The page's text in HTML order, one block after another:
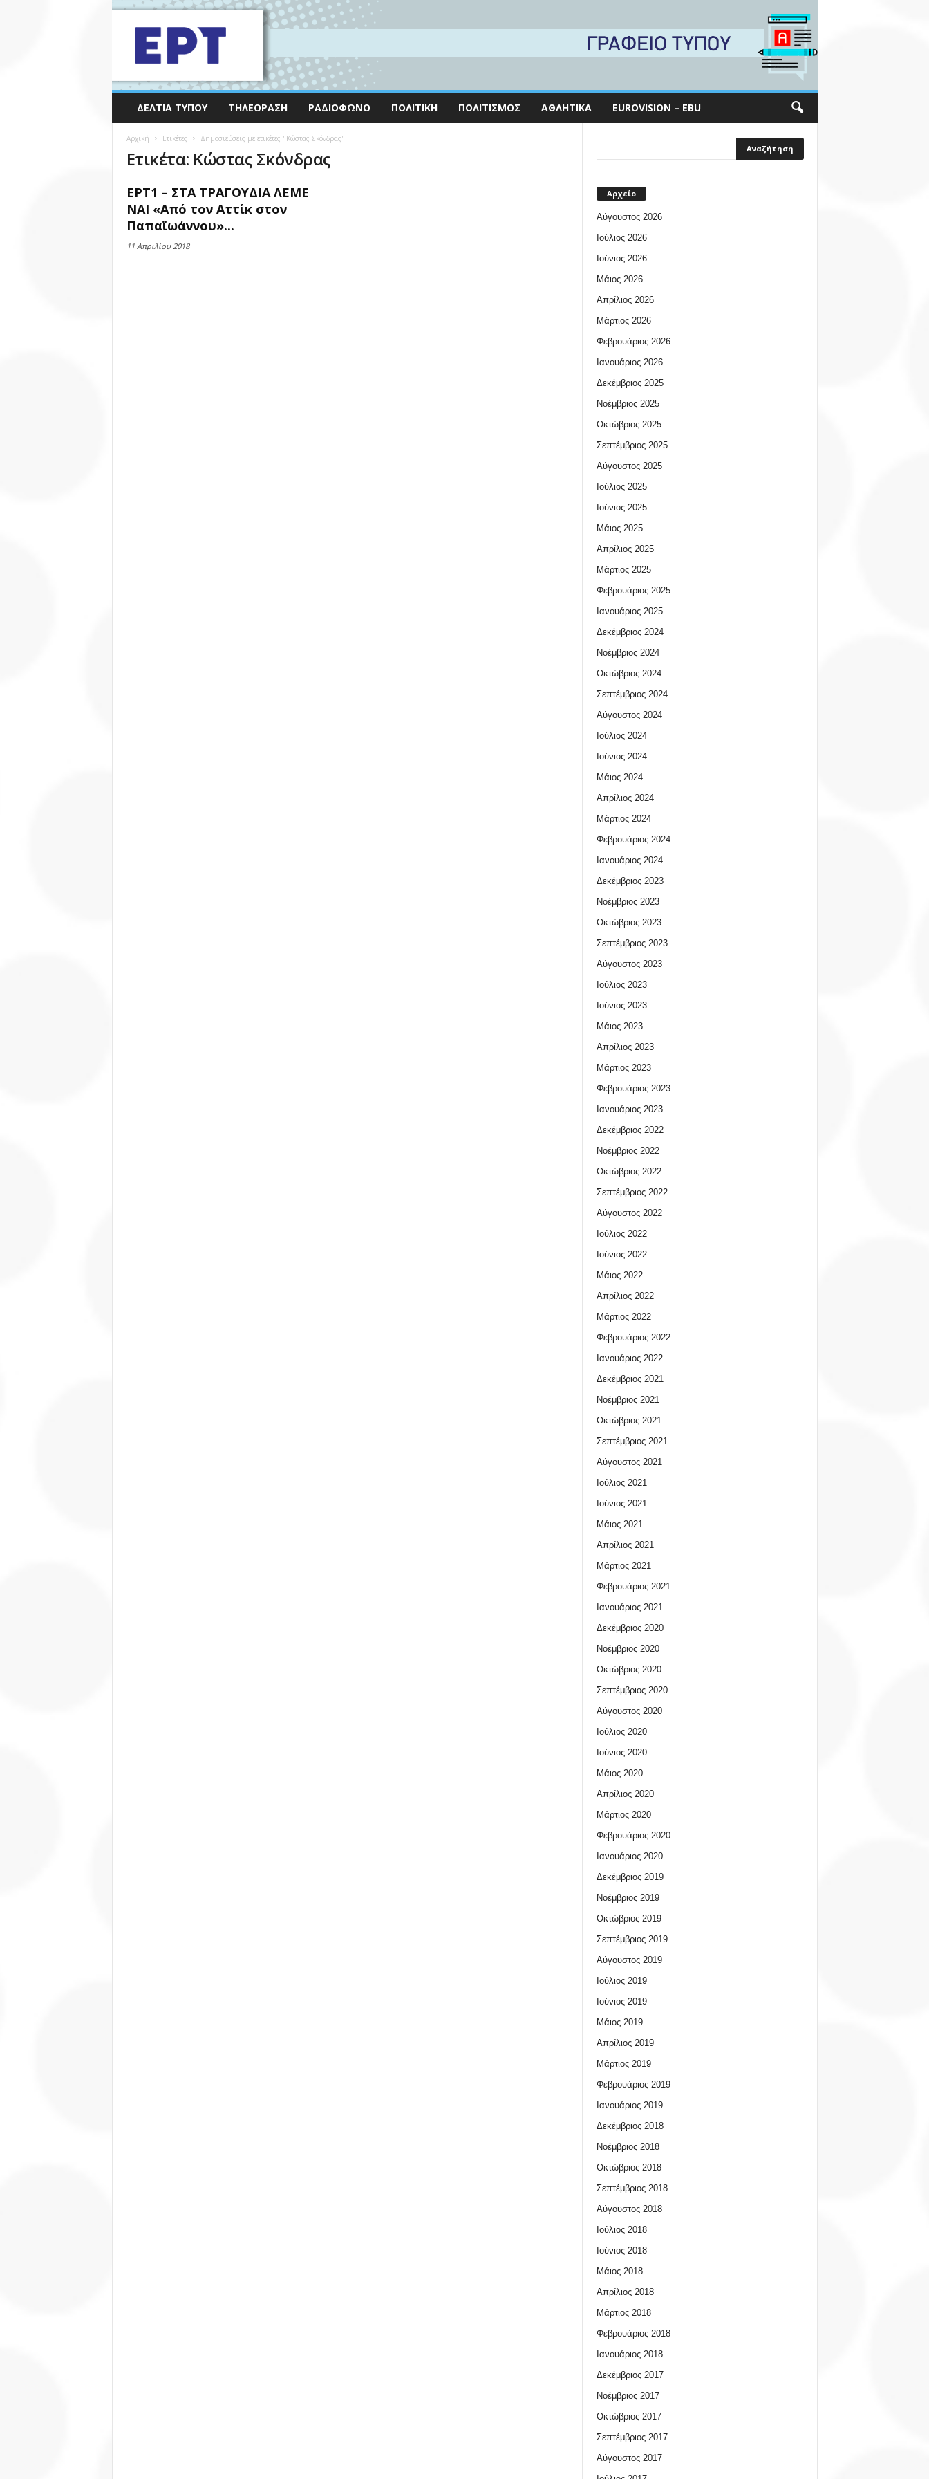
ΔΕΛΤΊΑ ΤΎΠΟΥ ΤΗΛΕΌΡΑΣΗ ΡΑΔΙΌΦΩΝΟ ΠΟΛΙΤΙΚΉ ΠΟΛΙΤΙΣΜΌΣ ΑΘΛΗΤΙΚΆ EUROVISION – EBU
Αρχική Ετικέτες Δημοσιεύσεις με ετικέτες "Κώστας Σκόνδρας"
Ετικέτα: Κώστας Σκόνδρας
ΕΡΤ1 – ΣΤΑ ΤΡΑΓΟΥΔΙΑ ΛΕΜΕ
ΝΑΙ «Από τον Αττίκ στον
Παπαϊωάννου»...
11 Απριλίου 2018
Αρχείο
Αύγουστος 2026
Ιούλιος 2026
Ιούνιος 2026
Μάιος 2026
Απρίλιος 2026
Μάρτιος 2026
Φεβρουάριος 2026
Ιανουάριος 2026
Δεκέμβριος 2025
Νοέμβριος 2025
Οκτώβριος 2025
Σεπτέμβριος 2025
Αύγουστος 2025
Ιούλιος 2025
Ιούνιος 2025
Μάιος 2025
Απρίλιος 2025
Μάρτιος 2025
Φεβρουάριος 2025
Ιανουάριος 2025
Δεκέμβριος 2024
Νοέμβριος 2024
Οκτώβριος 2024
Σεπτέμβριος 2024
Αύγουστος 2024
Ιούλιος 2024
Ιούνιος 2024
Μάιος 2024
Απρίλιος 2024
Μάρτιος 2024
Φεβρουάριος 2024
Ιανουάριος 2024
Δεκέμβριος 2023
Νοέμβριος 2023
Οκτώβριος 2023
Σεπτέμβριος 2023
Αύγουστος 2023
Ιούλιος 2023
Ιούνιος 2023
Μάιος 2023
Απρίλιος 2023
Μάρτιος 2023
Φεβρουάριος 2023
Ιανουάριος 2023
Δεκέμβριος 2022
Νοέμβριος 2022
Οκτώβριος 2022
Σεπτέμβριος 2022
Αύγουστος 2022
Ιούλιος 2022
Ιούνιος 2022
Μάιος 2022
Απρίλιος 2022
Μάρτιος 2022
Φεβρουάριος 2022
Ιανουάριος 2022
Δεκέμβριος 2021
Νοέμβριος 2021
Οκτώβριος 2021
Σεπτέμβριος 2021
Αύγουστος 2021
Ιούλιος 2021
Ιούνιος 2021
Μάιος 2021
Απρίλιος 2021
Μάρτιος 2021
Φεβρουάριος 2021
Ιανουάριος 2021
Δεκέμβριος 2020
Νοέμβριος 2020
Οκτώβριος 2020
Σεπτέμβριος 2020
Αύγουστος 2020
Ιούλιος 2020
Ιούνιος 2020
Μάιος 2020
Απρίλιος 2020
Μάρτιος 2020
Φεβρουάριος 2020
Ιανουάριος 2020
Δεκέμβριος 2019
Νοέμβριος 2019
Οκτώβριος 2019
Σεπτέμβριος 2019
Αύγουστος 2019
Ιούλιος 2019
Ιούνιος 2019
Μάιος 2019
Απρίλιος 2019
Μάρτιος 2019
Φεβρουάριος 2019
Ιανουάριος 2019
Δεκέμβριος 2018
Νοέμβριος 2018
Οκτώβριος 2018
Σεπτέμβριος 2018
Αύγουστος 2018
Ιούλιος 2018
Ιούνιος 2018
Μάιος 2018
Απρίλιος 2018
Μάρτιος 2018
Φεβρουάριος 2018
Ιανουάριος 2018
Δεκέμβριος 2017
Νοέμβριος 2017
Οκτώβριος 2017
Σεπτέμβριος 2017
Αύγουστος 2017